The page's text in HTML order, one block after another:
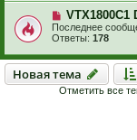
VTX1800C1
Последнее
Ответы: 178
Новая тема
Новаятема
Отметить все